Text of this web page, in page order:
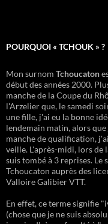
POURQUOI « TCHOUK » ?
Mon surnom Tchoucaton
début des années 2000.
manche de la Coupe du
l'Arzelier que, le samedi
une fille, j'ai eu la bonne
lendemain matin, alors
manche de qualification,
veille. L'après-midi, lors de
suis tombé à 3 reprises. Le
Tchoucaton auprès des
Valloire Galibier VTT.
En effet, ce terme signifie
(chose que je ne suis